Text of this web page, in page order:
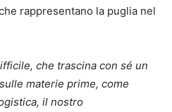
rappresentano la puglia nel
che trascina con sé un
materie prime, come
il nostro